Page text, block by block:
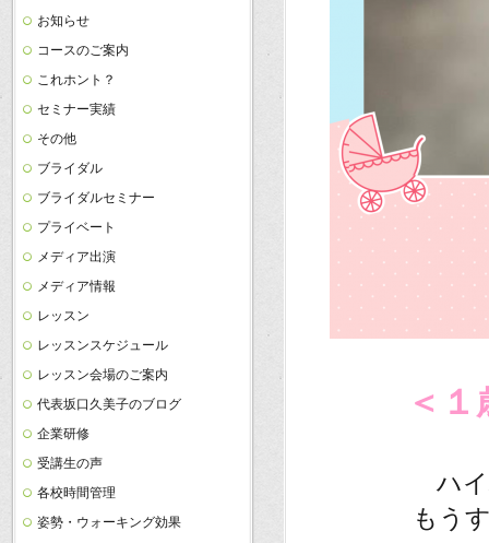
お知らせ
コースのご案内
これホント？
セミナー実績
その他
ブライダル
ブライダルセミナー
プライベート
メディア出演
メディア情報
レッスン
レッスンスケジュール
レッスン会場のご案内
代表坂口久美子のブログ
企業研修
受講生の声
各校時間管理
姿勢・ウォーキング効果
＜
ハ
もう